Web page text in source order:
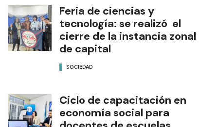
Feria de ciencias y
tecnología: se realizó el
cierre de la instancia zonal
de capital
SOCIEDAD
Ciclo de capacitación en
economía social para